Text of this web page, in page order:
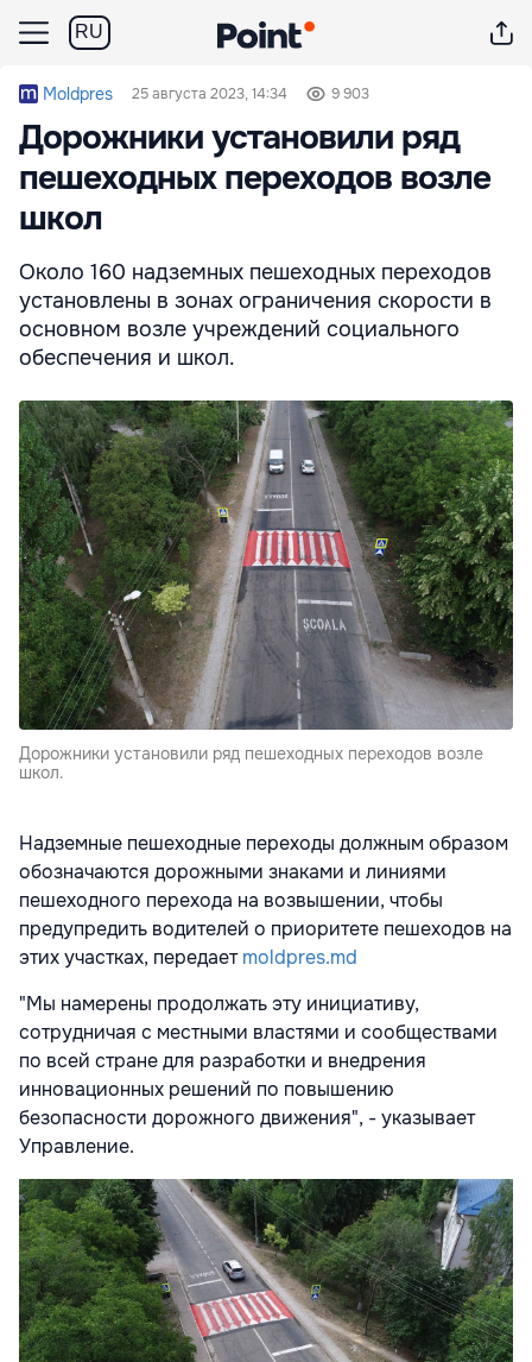
RU
Moldpres 25 августа 2023, 14:34 9 903
Дорожники установили ряд
пешеходных переходов возле
школ
Около 160 надземных пешеходных переходов
установлены в зонах ограничения скорости в
основном возле учреждений социального
обеспечения и школ.
Дорожники установили ряд пешеходных переходов возле
школ.
Надземные пешеходные переходы должным образом
обозначаются дорожными знаками и линиями
пешеходного перехода на возвышении, чтобы
предупредить водителей о приоритете пешеходов на
этих участках, передаетmoldpres.md
"Мы намерены продолжать эту инициативу,
сотрудничая с местными властями и сообществами
по всей стране для разработки и внедрения
инновационных решений по повышению
безопасности дорожного движения", - указывает
Управление.